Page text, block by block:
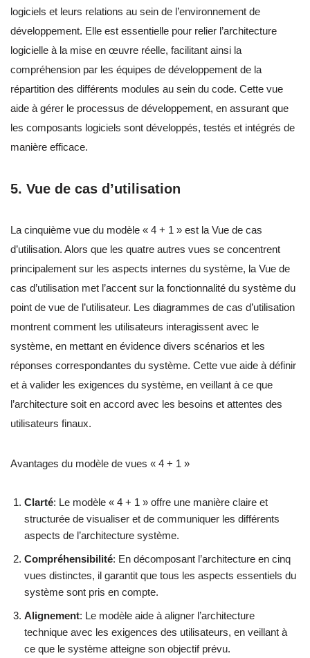
logiciels et leurs relations au sein de l’environnement de
développement. Elle est essentielle pour relier l’architecture
logicielle à la mise en œuvre réelle, facilitant ainsi la
compréhension par les équipes de développement de la
répartition des différents modules au sein du code. Cette vue
aide à gérer le processus de développement, en assurant que
les composants logiciels sont développés, testés et intégrés de
manière efficace.
5. Vue de cas d’utilisation
La cinquième vue du modèle « 4 + 1 » est la Vue de cas
d’utilisation. Alors que les quatre autres vues se concentrent
principalement sur les aspects internes du système, la Vue de
cas d’utilisation met l’accent sur la fonctionnalité du système du
point de vue de l’utilisateur. Les diagrammes de cas d’utilisation
montrent comment les utilisateurs interagissent avec le
système, en mettant en évidence divers scénarios et les
réponses correspondantes du système. Cette vue aide à définir
et à valider les exigences du système, en veillant à ce que
l’architecture soit en accord avec les besoins et attentes des
utilisateurs finaux.
Avantages du modèle de vues « 4 + 1 »
Clarté: Le modèle « 4 + 1 » offre une manière claire et
structurée de visualiser et de communiquer les différents
aspects de l’architecture système.
Compréhensibilité: En décomposant l’architecture en cinq
vues distinctes, il garantit que tous les aspects essentiels du
système sont pris en compte.
Alignement: Le modèle aide à aligner l’architecture
technique avec les exigences des utilisateurs, en veillant à
ce que le système atteigne son objectif prévu.